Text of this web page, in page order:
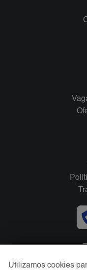
Utilizamos cookies